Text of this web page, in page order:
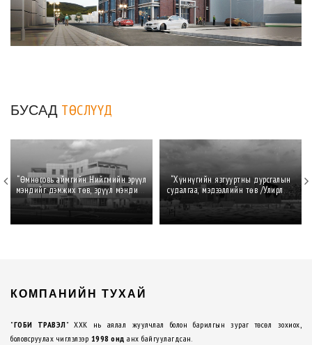
БУСАД ТӨСЛҮҮД
“Өмнөговь аймгийн Нийгмийн эрүүл
мэндийг дэмжих төв, эрүүл мэндийн
газрын барилга"
“Хүннүгийн язгууртны дурсгалын
судалгаа, мэдээллийн төв /Улирлын
чанартай түр үзэсгэлэнгийн танхим/"
КОМПАНИЙН ТУХАЙ
"ГОБИ ТРАВЭЛ" ХХК нь аялал жуулчлал болон барилгын зураг төсөл зохиох,
боловсруулах чиглэлээр 1998 онд анх байгуулагдсан.